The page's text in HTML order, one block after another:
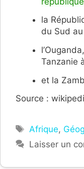
la
du Sud
Tanzanie
et la
Source :
Étiquettes
Afrique,
Laisser un